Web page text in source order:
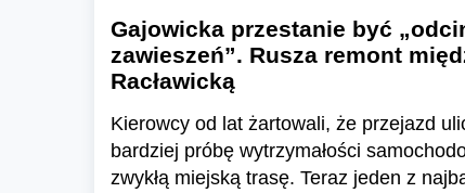
Gajowicka przestanie być
zawieszeń”. Rusza remont
Racławicką
Kierowcy od lat żartowali, że przejazd
bardziej próbę wytrzymałości
zwykłą miejską trasę. Teraz jeden z